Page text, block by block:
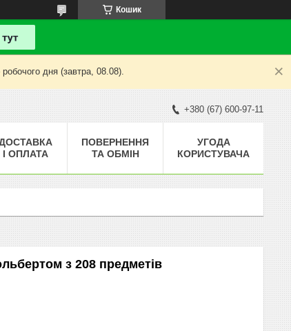
Кошик
дня (завтра, 08.08).
+380 (67) 600-97-11
І ОПЛАТА
ПОВЕРНЕННЯ
ТА ОБМІН
УГОДА
КОРИСТУВАЧА
з 208 предметів